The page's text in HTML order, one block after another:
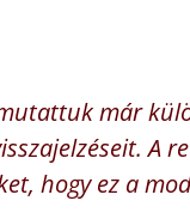
már
A
hogy ez a